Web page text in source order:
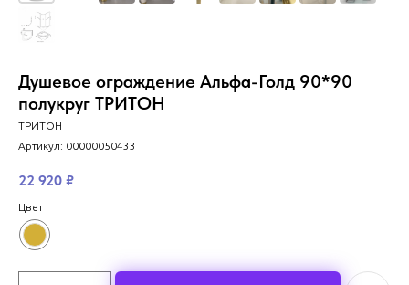
Душевое ограждение Альфа-Голд 90*90
полукруг ТРИТОН
ТРИТОН
Артикул: 00000050433
22 920 ₽
Цвет